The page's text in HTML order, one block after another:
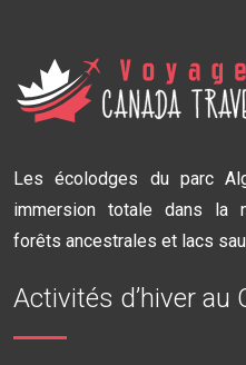
Les écolodges du parc
immersion totale dans la
forêts ancestrales et lacs
Activités d’hiver au